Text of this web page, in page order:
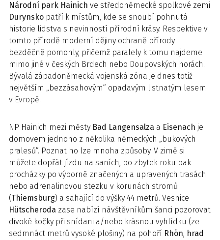
Národní park Hainich ve středoněmecké spolkové zemi
Durynsko patří k místům, kde se snoubí pohnutá
historie lidstva s nevinností přírodní krásy. Respektive v
tomto přírodě moderní dějiny ochraně přírody
bezděčně pomohly, přičemž paralely k tomu najdeme
mimo jiné v českých Brdech nebo Doupovských horách.
Bývalá západoněmecká vojenská zóna je dnes totiž
největším „bezzásahovým“ opadavým listnatým lesem
v Evropě.
NP Hainich mezi městy Bad Langensalza a Eisenach je
domovem jednoho z několika německých „bukových
pralesů“. Poznat ho lze mnoha způsoby. V zimě si
můžete dopřát jízdu na saních, po zbytek roku pak
procházky po výborně značených a upravených trasách
nebo adrenalinovou stezku v korunách stromů
(Thiemsburg) a sahající do výšky 44 metrů. Vesnice
Hütscheroda zase nabízí návštěvníkům šanci pozorovat
divoké kočky při snídani a/nebo krásnou vyhlídku (ze
sedmnáct metrů vysoké plošiny) na pohoří Rhön, hrad